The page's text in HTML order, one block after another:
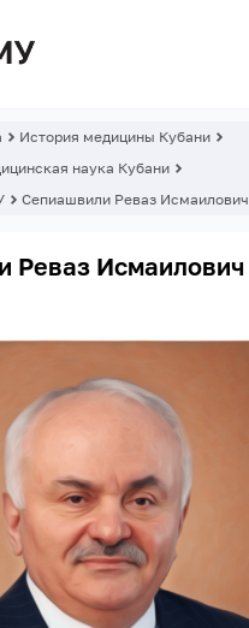
История медицины Кубани
наука Кубани
Сепиашвили Реваз Исмаилович
Реваз Исмаилович